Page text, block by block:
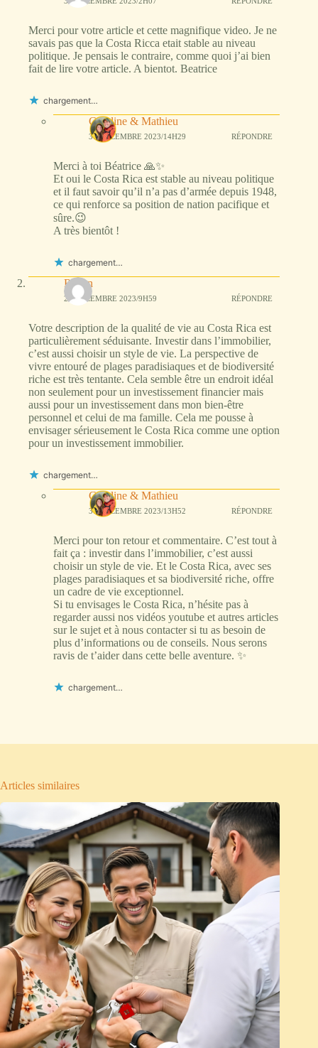
Merci pour votre article et cette magnifique video. Je ne
savais pas que la Costa Ricca etait stable au niveau
politique. Je pensais le contraire, comme quoi j’ai bien
fait de lire votre article. A bientot. Beatrice
chargement…
Caroline & Mathieu
31 DÉCEMBRE 2023/14H29 RÉPONDRE
Merci à toi Béatrice 🙏✨
Et oui le Costa Rica est stable au niveau politique
et il faut savoir qu’il n’a pas d’armée depuis 1948,
ce qui renforce sa position de nation pacifique et
sûre.😉
A très bientôt !
chargement…
Renan
29 DÉCEMBRE 2023/9H59 RÉPONDRE
Votre description de la qualité de vie au Costa Rica est
particulièrement séduisante. Investir dans l’immobilier,
c’est aussi choisir un style de vie. La perspective de
vivre entouré de plages paradisiaques et de biodiversité
riche est très tentante. Cela semble être un endroit idéal
non seulement pour un investissement financier mais
aussi pour un investissement dans mon bien-être
personnel et celui de ma famille. Cela me pousse à
envisager sérieusement le Costa Rica comme une option
pour un investissement immobilier.
chargement…
Caroline & Mathieu
31 DÉCEMBRE 2023/13H52 RÉPONDRE
Merci pour ton retour et commentaire. C’est tout à
fait ça : investir dans l’immobilier, c’est aussi
choisir un style de vie. Et le Costa Rica, avec ses
plages paradisiaques et sa biodiversité riche, offre
un cadre de vie exceptionnel.
Si tu envisages le Costa Rica, n’hésite pas à
regarder aussi nos vidéos youtube et autres articles
sur le sujet et à nous contacter si tu as besoin de
plus d’informations ou de conseils. Nous serons
ravis de t’aider dans cette belle aventure. ✨
chargement…
Articles similaires